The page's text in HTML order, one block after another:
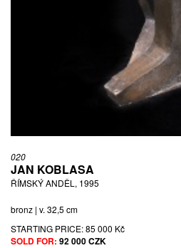
020
JAN KOBLASA
ŘÍMSKÝ ANDĚL, 1995
bronz | v. 32,5 cm
STARTING PRICE:85 000 Kč
SOLD FOR: 92 000 CZK